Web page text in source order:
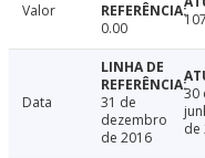
Valor
0.00
Data
31 de
dezembro
de 2016
30
de